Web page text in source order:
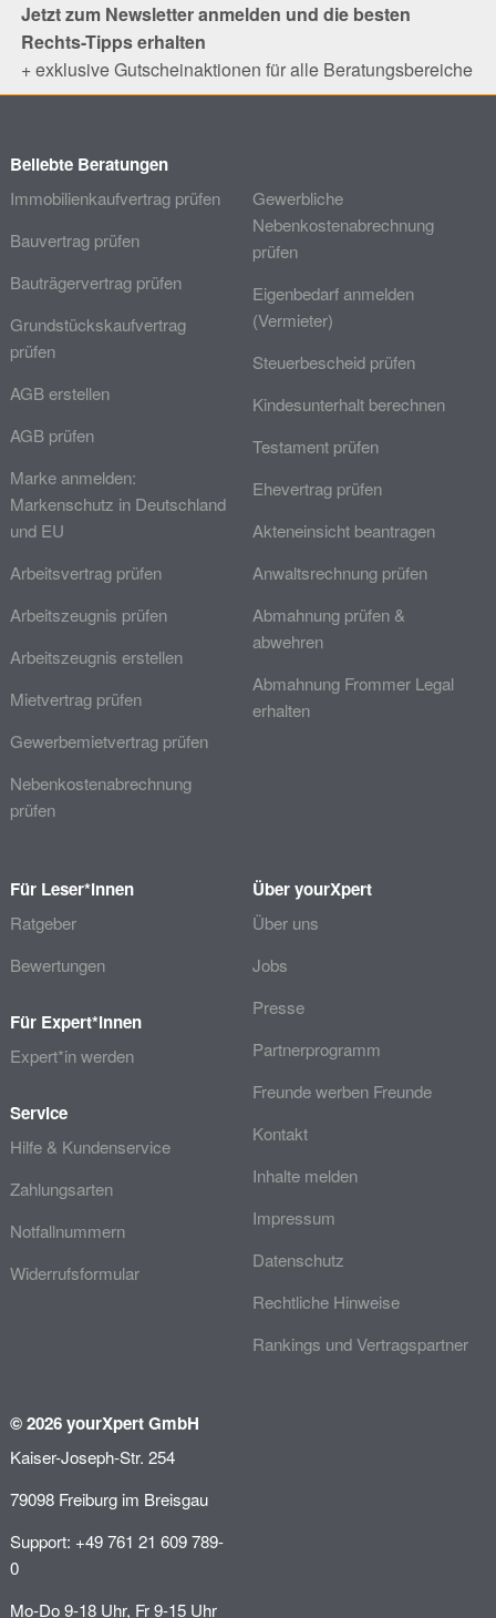
Jetzt zum Newsletter anmelden und die besten
Rechts-Tipps erhalten
+ exklusive Gutscheinaktionen für alle Beratungsbereiche
Beliebte Beratungen
Immobilienkaufvertrag prüfen
Bauvertrag prüfen
Bauträgervertrag prüfen
Grundstückskaufvertrag
prüfen
AGB erstellen
AGB prüfen
Marke anmelden:
Markenschutz in Deutschland
und EU
Arbeitsvertrag prüfen
Arbeitszeugnis prüfen
Arbeitszeugnis erstellen
Mietvertrag prüfen
Gewerbemietvertrag prüfen
Nebenkostenabrechnung
prüfen
Gewerbliche
Nebenkostenabrechnung
prüfen
Eigenbedarf anmelden
(Vermieter)
Steuerbescheid prüfen
Kindesunterhalt berechnen
Testament prüfen
Ehevertrag prüfen
Akteneinsicht beantragen
Anwaltsrechnung prüfen
Abmahnung prüfen &
abwehren
Abmahnung Frommer Legal
erhalten
Für Leser*innen
Ratgeber
Bewertungen
Für Expert*innen
Expert*in werden
Service
Hilfe & Kundenservice
Zahlungsarten
Notfallnummern
Widerrufsformular
Über yourXpert
Über uns
Jobs
Presse
Partnerprogramm
Freunde werben Freunde
Kontakt
Inhalte melden
Impressum
Datenschutz
Rechtliche Hinweise
Rankings und Vertragspartner
© 2026 yourXpert GmbH
Kaiser-Joseph-Str. 254
79098 Freiburg im Breisgau
Support: +49 761 21 609 789-
0
Mo-Do 9-18 Uhr, Fr 9-15 Uhr